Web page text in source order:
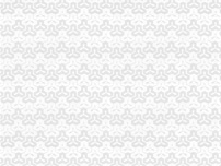
城口局“三条措施”加对震后高危
云县滕英明县长对工商局1元注
市一元注册公司局机关干部职工
市重庆0元注册公司局离退休老
万州局一元注册公司再添四举措
市局机关举行向“5.12”重庆0元
高新园局0元注册公司采取有力